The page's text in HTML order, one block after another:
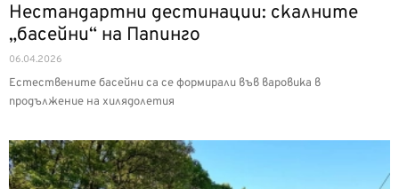
Нестандартни дестинации: скалните
„басейни“ на Папинго
06.04.2026
Естествените басейни са се формирали във варовика в
продължение на хилядолетия